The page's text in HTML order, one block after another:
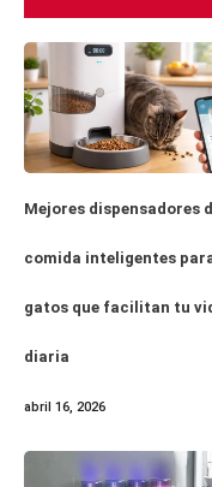
Mejores dispensadores
comida inteligentes
gatos que facilitan tu
diaria
abril 16, 2026